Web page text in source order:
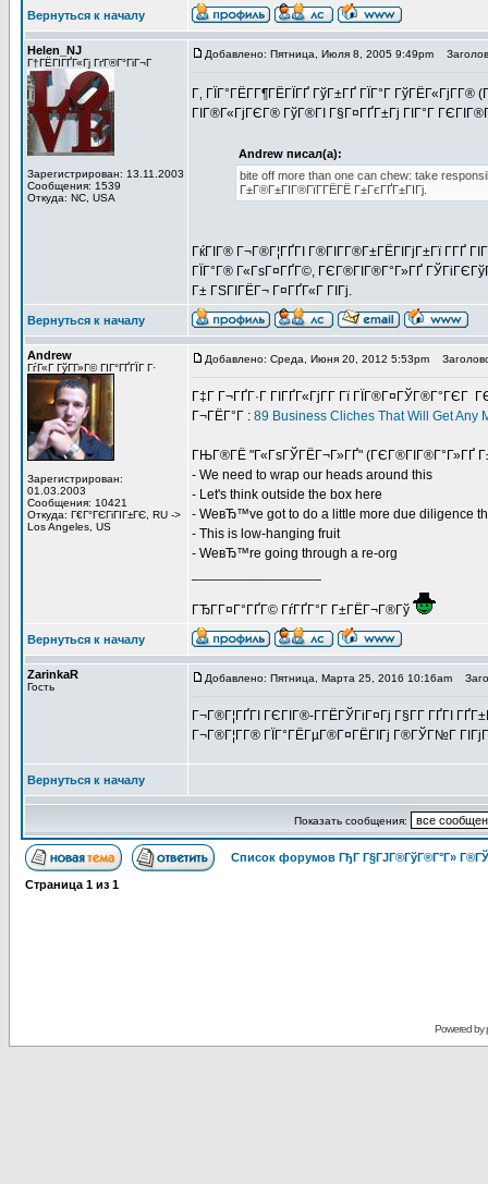
Вернуться к началу
Helen_NJ
Г†ГЁГІГҐГ«Гј ГґГ®Г°ГіГ¬Г
Зарегистрирован: 13.11.2003
Сообщения: 1539
Откуда: NC, USA
Добавлено: Пятница, Июля 8, 2005 9:49pm
Г‚ ГЇГ°ГЁГ­Г¶ГЁГЇГҐ ГўГ±ГҐ ГЇГ°Г
ГІГ®Г«ГјГЄГ® ГўГ®ГІ Г§Г¤ГҐГ±Гј ГІГ°Г
Andrew писал(а):
bite off more than one can chew: take
Г±Г®Г±ГІГ®ГїГ­ГЁГЁ Г±ГєГҐГ±ГІГј.
ГќГІГ® Г¬Г®Г¦ГҐГІ Г®ГІГ­Г®Г±ГЁГІГјГ±Гї Г­ГҐ
ГЇГ°Г® Г«ГѕГ¤ГҐГ©, ГЄГ®ГІГ®Г°Г»ГҐ
Г± ГЅГІГЁГ¬ Г¤ГҐГ«Г ГІГј.
Вернуться к началу
Andrew
ГѓГ«Г ГўГ­Г»Г© ГІГ°ГҐГЇГ Г·
Зарегистрирован:
01.03.2003
Сообщения: 10421
Откуда: Г€Г°ГЄГіГІГ±ГЄ, RU ->
Los Angeles, US
Добавлено: Среда, Июня 20, 2012 5:53pm
Г‡Г Г¬ГҐГ·Г ГІГҐГ«ГјГ­Г Гї
Г¬ГЁГ°Г : 89 Business Cliches That Will Get Any
ГЊГ®ГЁ "Г«ГѕГЎГЁГ¬Г»ГҐ" (ГЄГ®ГІГ®Г°Г»ГҐ
- We need to wrap our heads around this
- Let's think outside the box here
- WeвЂ™ve got to do a little more due diligence
- This is low-hanging fruit
- WeвЂ™re going through a re-org
ГЂГ­Г¤Г°ГҐГ© ГѓГҐГ°Г Г±ГЁГ¬Г®Гў
Вернуться к началу
ZarinkaR
Гость
Добавлено: Пятница, Марта 25, 2016 10:16am
Г¬Г®Г¦ГҐГІ ГЄГІГ®-Г­ГЁГЎГіГ¤Гј Г§Г­Г ГҐГІ
Г¬Г®Г¦Г­Г® ГЇГ°ГЁГµГ®Г¤ГЁГІГј Г®ГЎГ№Г
Вернуться к началу
Показать сообщения:
Список форумов ГђГ Г§ГЈГ®ГўГ®Г°Г»
Страница 1 из 1
Powered by